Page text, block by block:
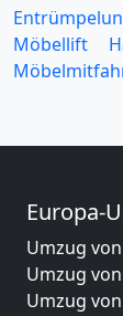
Möbellift
Europa-
Umzug
Umzug
Umzug